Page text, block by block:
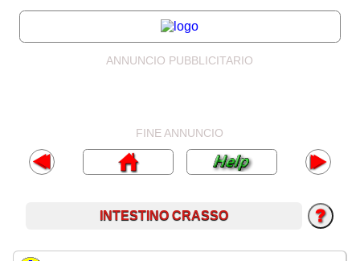
ANNUNCIO PUBBLICITARIO
FINE ANNUNCIO
INTESTINO CRASSO